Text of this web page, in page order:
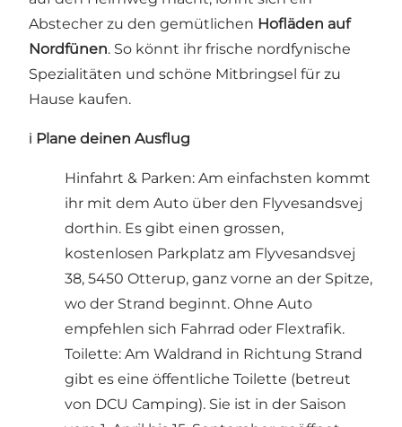
Abstecher zu den gemütlichen Hofläden auf
Nordfünen. So könnt ihr frische nordfynische
Spezialitäten und schöne Mitbringsel für zu
Hause kaufen.
ℹ️ Plane deinen Ausflug
Hinfahrt & Parken: Am einfachsten kommt
ihr mit dem Auto über den Flyvesandsvej
dorthin. Es gibt einen grossen,
kostenlosen Parkplatz am Flyvesandsvej
38, 5450 Otterup, ganz vorne an der Spitze,
wo der Strand beginnt. Ohne Auto
empfehlen sich Fahrrad oder Flextrafik.
Toilette: Am Waldrand in Richtung Strand
gibt es eine öffentliche Toilette (betreut
von DCU Camping). Sie ist in der Saison